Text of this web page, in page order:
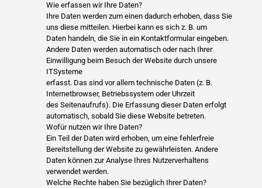
Wie erfassen wir Ihre Daten?
Ihre Daten werden zum einen dadurch erhoben, dass Sie
uns diese mitteilen. Hierbei kann es sich z. B. um
Daten handeln, die Sie in ein Kontaktformular eingeben.
Andere Daten werden automatisch oder nach Ihrer
Einwilligung beim Besuch der Website durch unsere
ITSysteme
erfasst. Das sind vor allem technische Daten (z. B.
Internetbrowser, Betriebssystem oder Uhrzeit
des Seitenaufrufs). Die Erfassung dieser Daten erfolgt
automatisch, sobald Sie diese Website betreten.
Wofür nutzen wir Ihre Daten?
Ein Teil der Daten wird erhoben, um eine fehlerfreie
Bereitstellung der Website zu gewährleisten. Andere
Daten können zur Analyse Ihres Nutzerverhaltens
verwendet werden.
Welche Rechte haben Sie bezüglich Ihrer Daten?